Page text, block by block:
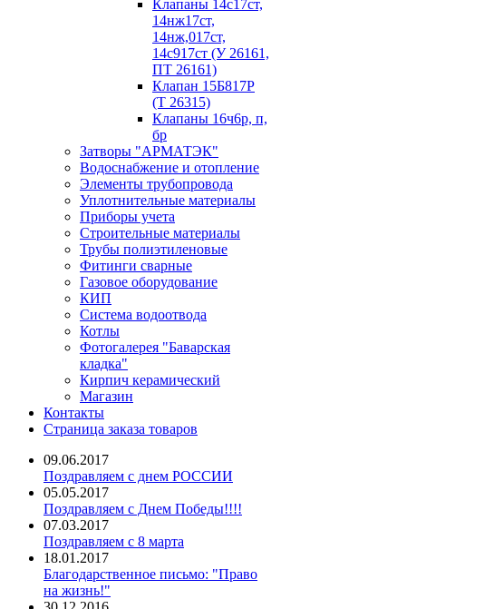
Клапаны 14с17ст,
14нж17ст,
14нж,017ст,
14с917ст (У 26161,
ПТ 26161)
Клапан 15Б817Р
(Т 26315)
Клапаны 16ч6р, п,
бр
Затворы "АРМАТЭК"
Водоснабжение и отопление
Элементы трубопровода
Уплотнительные материалы
Приборы учета
Строительные материалы
Трубы полиэтиленовые
Фитинги сварные
Газовое оборудование
КИП
Система водоотвода
Котлы
Фотогалерея "Баварская
кладка"
Кирпич керамический
Магазин
Контакты
Страница заказа товаров
09.06.2017
Поздравляем с днем РОССИИ
05.05.2017
Поздравляем с Днем Победы!!!!
07.03.2017
Поздравляем с 8 марта
18.01.2017
Благодарственное письмо: "Право
на жизнь!"